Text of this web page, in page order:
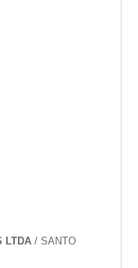
LTDA/ SANTO